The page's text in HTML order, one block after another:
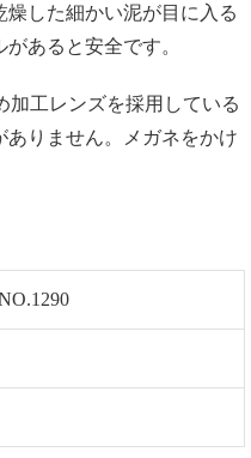
した細かい泥が目に入る
あると安全です。
加工レンズを採用している
りません。メガネをかけ